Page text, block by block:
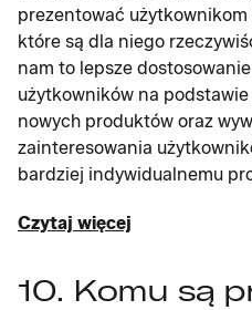
prezentować
które są dla niego
nam to lepsze
użytkowników na
nowych produktów oraz
zainteresowania
bardziej indywidualnemu
Czytaj więcej
10. Komu są